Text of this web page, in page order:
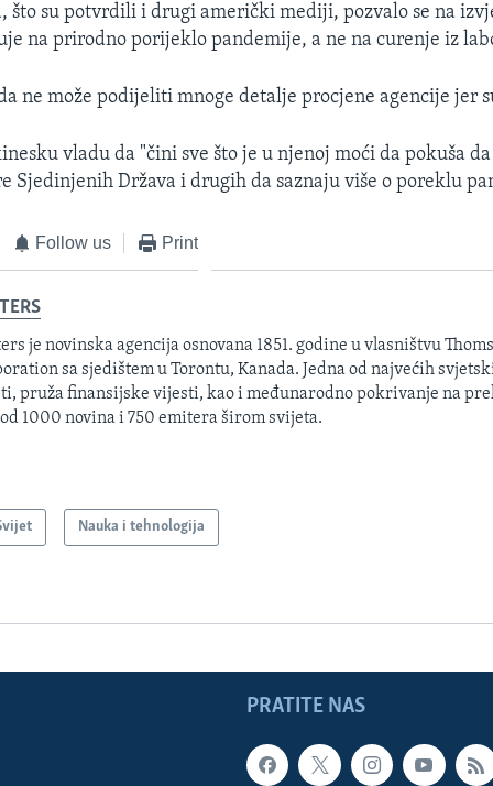
što su potvrdili i drugi američki mediji, pozvalo se na
na prirodno porijeklo pandemije, a ne na curenje iz
ne može podijeliti mnoge detalje procjene agencije jer
vladu da "čini sve što je u njenoj moći da pokuša
Sjedinjenih Država i drugih da saznaju više o poreklu
Follow us Print
je novinska agencija osnovana 1851. godine u vlasništvu
sa sjedištem u Torontu, Kanada. Jedna od najvećih
pruža finansijske vijesti, kao i međunarodno pokrivanje na
1000 novina i 750 emitera širom svijeta.
Nauka i tehnologija
PRATITE NAS